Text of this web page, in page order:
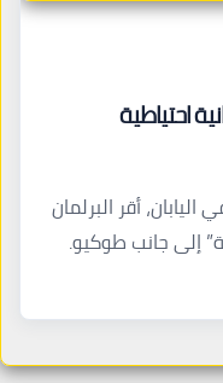
احتياطية
أقر البرلمان
إلى جانب طوكيو.